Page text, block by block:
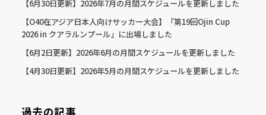
【6月30日更新】2026年7月の月間スケジュールを更新しました
【O40在アジア日本人向けサッカー大会】「第19回Ojin Cup
2026 in クアラルンプール」に出場しました
【6月2日更新】2026年6月の月間スケジュールを更新しました
【4月30日更新】2026年5月の月間スケジュールを更新しました
過去の記事